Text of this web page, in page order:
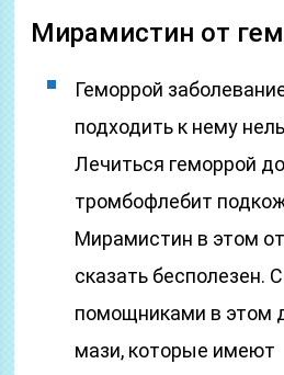
Мирамистин от
Геморрой
подходить к нему
Лечиться геморрой
тромбофлебит
Мирамистин в этом
сказать бесполезен.
помощниками в этом
мази, которые имеют